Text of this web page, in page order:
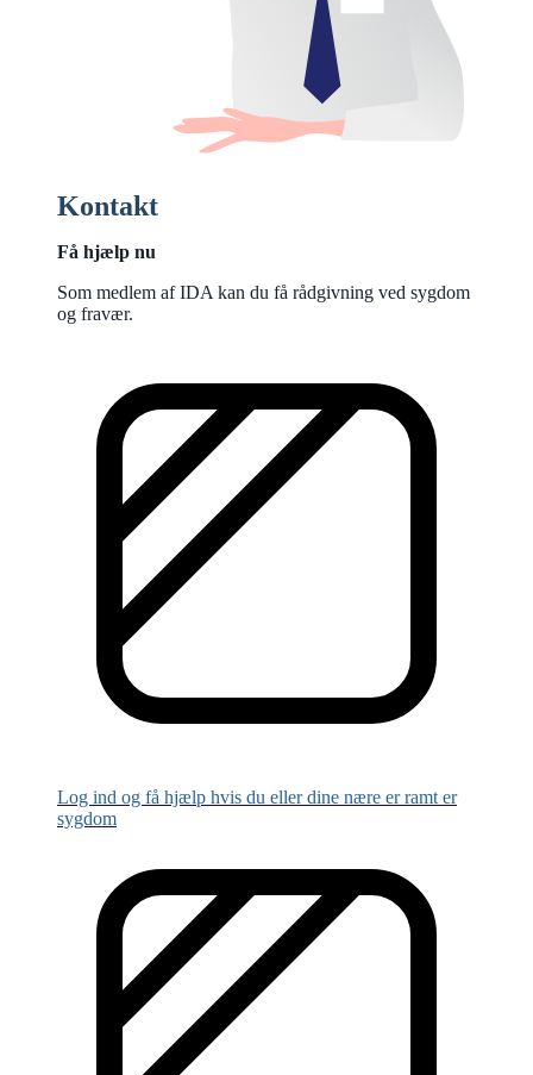
Kontakt
Få hjælp nu
Som medlem af IDA kan du få rådgivning ved sygdom
og fravær.
Log ind og få hjælp hvis du eller dine nære er ramt er
sygdom